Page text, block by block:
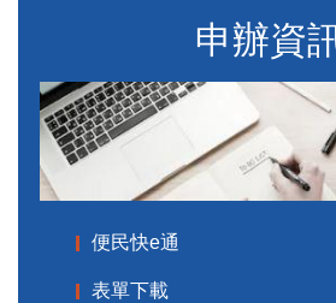
申辦資
便民快e通
表單下載